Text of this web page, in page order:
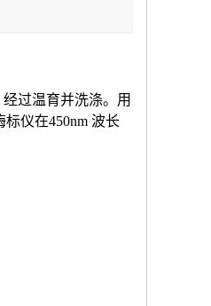
过温育并洗涤。用
标仪在450nm 波长